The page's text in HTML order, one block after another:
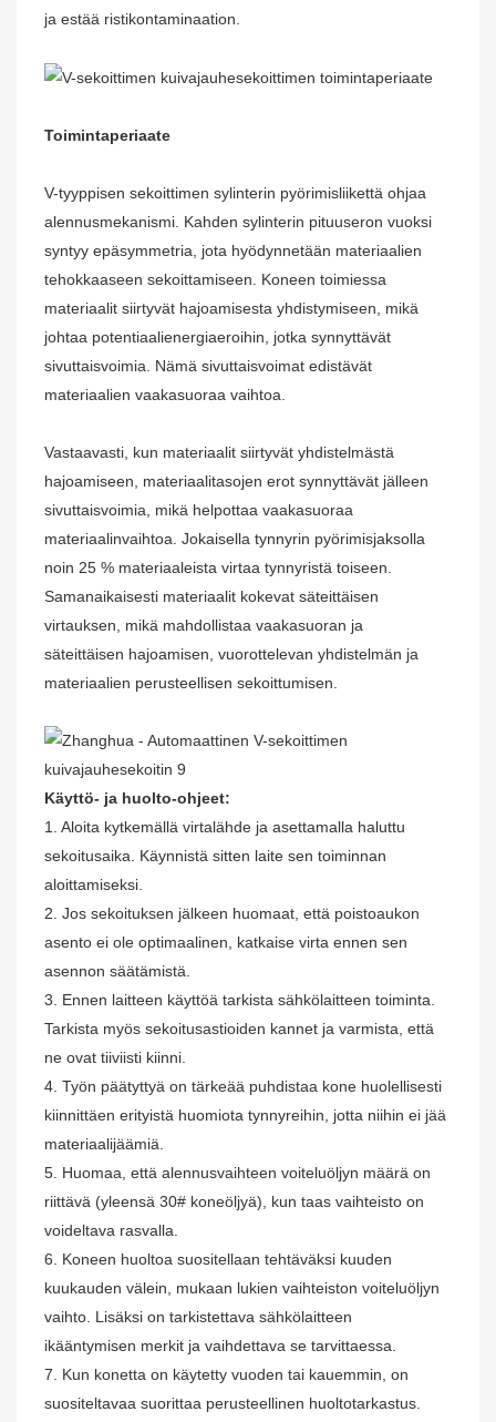
ja estää ristikontaminaation.
Toimintaperiaate
V-tyyppisen sekoittimen sylinterin pyörimisliikettä ohjaa
alennusmekanismi. Kahden sylinterin pituuseron vuoksi
syntyy epäsymmetria, jota hyödynnetään materiaalien
tehokkaaseen sekoittamiseen. Koneen toimiessa
materiaalit siirtyvät hajoamisesta yhdistymiseen, mikä
johtaa potentiaalienergiaeroihin, jotka synnyttävät
sivuttaisvoimia. Nämä sivuttaisvoimat edistävät
materiaalien vaakasuoraa vaihtoa.
Vastaavasti, kun materiaalit siirtyvät yhdistelmästä
hajoamiseen, materiaalitasojen erot synnyttävät jälleen
sivuttaisvoimia, mikä helpottaa vaakasuoraa
materiaalinvaihtoa. Jokaisella tynnyrin pyörimisjaksolla
noin 25 % materiaaleista virtaa tynnyristä toiseen.
Samanaikaisesti materiaalit kokevat säteittäisen
virtauksen, mikä mahdollistaa vaakasuoran ja
säteittäisen hajoamisen, vuorottelevan yhdistelmän ja
materiaalien perusteellisen sekoittumisen.
Käyttö- ja huolto-ohjeet:
1. Aloita kytkemällä virtalähde ja asettamalla haluttu
sekoitusaika. Käynnistä sitten laite sen toiminnan
aloittamiseksi.
2. Jos sekoituksen jälkeen huomaat, että poistoaukon
asento ei ole optimaalinen, katkaise virta ennen sen
asennon säätämistä.
3. Ennen laitteen käyttöä tarkista sähkölaitteen toiminta.
Tarkista myös sekoitusastioiden kannet ja varmista, että
ne ovat tiiviisti kiinni.
4. Työn päätyttyä on tärkeää puhdistaa kone huolellisesti
kiinnittäen erityistä huomiota tynnyreihin, jotta niihin ei jää
materiaalijäämiä.
5. Huomaa, että alennusvaihteen voiteluöljyn määrä on
riittävä (yleensä 30# koneöljyä), kun taas vaihteisto on
voideltava rasvalla.
6. Koneen huoltoa suositellaan tehtäväksi kuuden
kuukauden välein, mukaan lukien vaihteiston voiteluöljyn
vaihto. Lisäksi on tarkistettava sähkölaitteen
ikääntymisen merkit ja vaihdettava se tarvittaessa.
7. Kun konetta on käytetty vuoden tai kauemmin, on
suositeltavaa suorittaa perusteellinen huoltotarkastus.